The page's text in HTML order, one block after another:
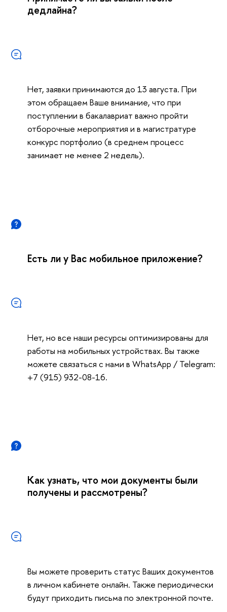
дедлайна?
Нет, заявки принимаются до 13 августа. При
этом обращаем Ваше внимание, что при
поступлении в бакалавриат важно пройти
отборочные мероприятия и в магистратуре
конкурс портфолио (в среднем процесс
занимает не менее 2 недель).
Есть ли у Вас мобильное приложение?
Нет, но все наши ресурсы оптимизированы для
работы на мобильных устройствах. Вы также
можете связаться с нами в WhatsApp / Telegram:
+7 (915) 932-08-16.
Как узнать, что мои документы были
получены и рассмотрены?
Вы можете проверить статус Ваших документов
в личном кабинете онлайн. Также периодически
будут приходить письма по электронной почте.